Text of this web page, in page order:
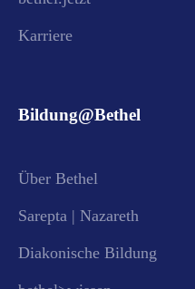
Karriere
Bildung@Bethel
Über Bethel
Sarepta | Nazareth
Diakonische Bildung